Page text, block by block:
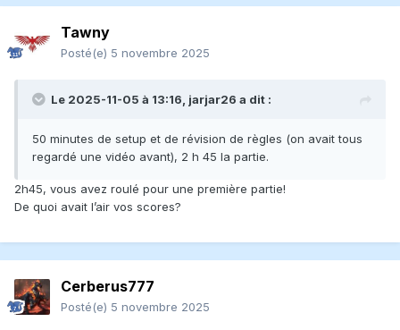
Tawny
Posté(e) 5 novembre 2025
Le 2025-11-05 à 13:16, jarjar26 a dit :
50 minutes de setup et de révision de règles (on avait tous
regardé une vidéo avant), 2 h 45 la partie.
2h45, vous avez roulé pour une première partie!
De quoi avait l’air vos scores?
Cerberus777
Posté(e) 5 novembre 2025